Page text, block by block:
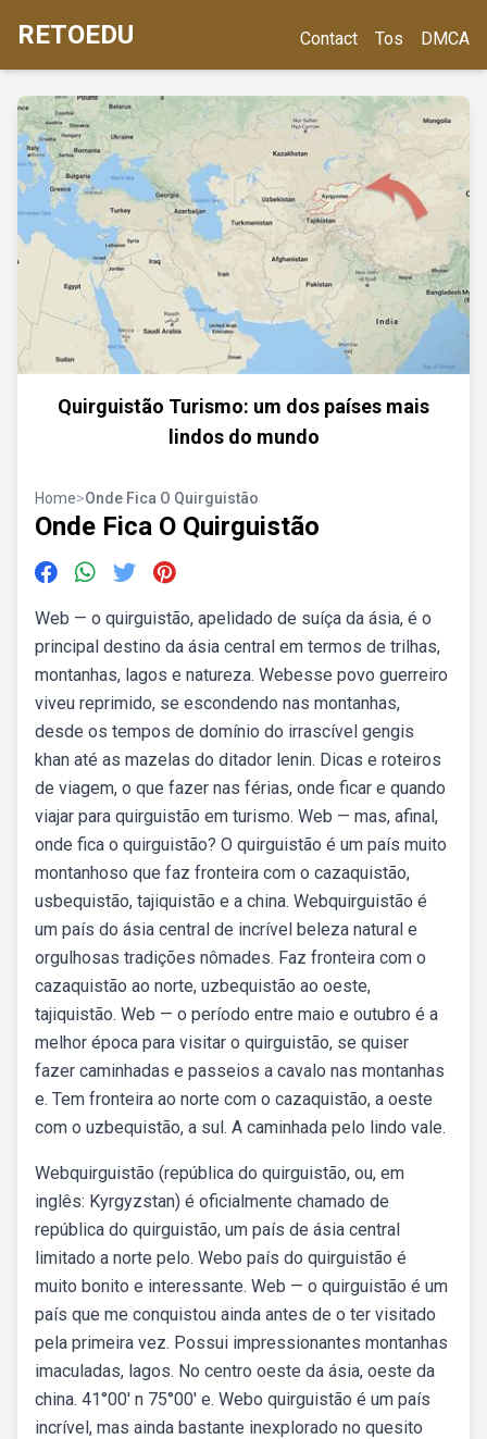
RETOEDU Contact Tos DMCA
Quirguistão Turismo: um dos países mais
lindos do mundo
Home>Onde Fica O Quirguistão
Onde Fica O Quirguistão
Web — o quirguistão, apelidado de suíça da ásia, é o
principal destino da ásia central em termos de trilhas,
montanhas, lagos e natureza. Webesse povo guerreiro
viveu reprimido, se escondendo nas montanhas,
desde os tempos de domínio do irrascível gengis
khan até as mazelas do ditador lenin. Dicas e roteiros
de viagem, o que fazer nas férias, onde ficar e quando
viajar para quirguistão em turismo. Web — mas, afinal,
onde fica o quirguistão? O quirguistão é um país muito
montanhoso que faz fronteira com o cazaquistão,
usbequistão, tajiquistão e a china. Webquirguistão é
um país do ásia central de incrível beleza natural e
orgulhosas tradições nômades. Faz fronteira com o
cazaquistão ao norte, uzbequistão ao oeste,
tajiquistão. Web — o período entre maio e outubro é a
melhor época para visitar o quirguistão, se quiser
fazer caminhadas e passeios a cavalo nas montanhas
e. Tem fronteira ao norte com o cazaquistão, a oeste
com o uzbequistão, a sul. A caminhada pelo lindo vale.
Webquirguistão (república do quirguistão, ou, em
inglês: Kyrgyzstan) é oficialmente chamado de
república do quirguistão, um país de ásia central
limitado a norte pelo. Webo país do quirguistão é
muito bonito e interessante. Web — o quirguistão é um
país que me conquistou ainda antes de o ter visitado
pela primeira vez. Possui impressionantes montanhas
imaculadas, lagos. No centro oeste da ásia, oeste da
china. 41°00′ n 75°00′ e. Webo quirguistão é um país
incrível, mas ainda bastante inexplorado no quesito